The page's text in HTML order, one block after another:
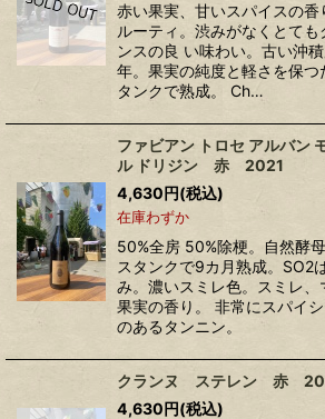
赤い果実、甘いスパイスの香
ルーティ。渋みがなくとても
ンスの良 い味わい。古い沖
年。果実の純度と軽さを保つ
タンクで熟成。 Ch…
ファビアン トロセ アルバン
ル ドリジン 赤 2021
4,630円(税込)
在庫わずか
50%全房 50%除梗。自然酵
スタンクで9カ月熟成。SO2
み。濃いスミレ色。スミレ
果実の香り。 非常にスパイ
のあるタンニン。
クランヌ ステレン 赤
4,630円(税込)